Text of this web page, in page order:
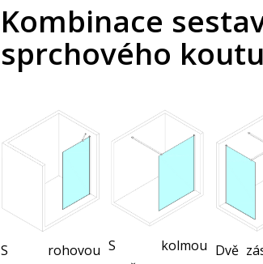
Kombinace
sprchového
S rohovou S kolmou Dvě